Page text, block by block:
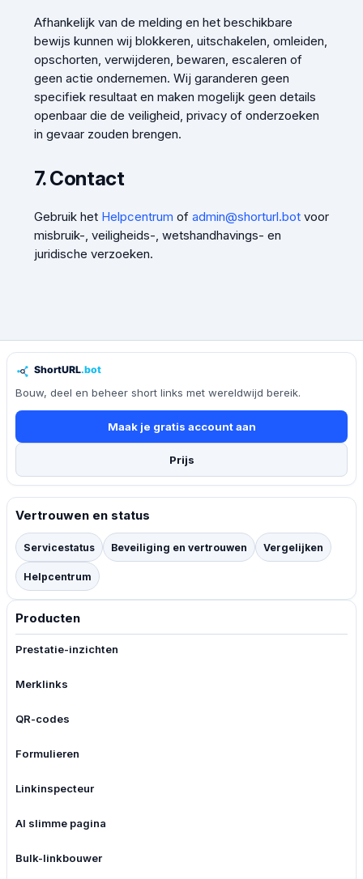
Afhankelijk van de melding en het beschikbare
bewijs kunnen wij blokkeren, uitschakelen, omleiden,
opschorten, verwijderen, bewaren, escaleren of
geen actie ondernemen. Wij garanderen geen
specifiek resultaat en maken mogelijk geen details
openbaar die de veiligheid, privacy of onderzoeken
in gevaar zouden brengen.
7. Contact
Gebruik het Helpcentrum of admin@shorturl.botvoor
misbruik-, veiligheids-, wetshandhavings- en
juridische verzoeken.
Bouw, deel en beheer short links met wereldwijd bereik.
Maak je gratis account aan
Prijs
Vertrouwen en status
Servicestatus Beveiliging en vertrouwen Vergelijken
Helpcentrum
Producten
Prestatie-inzichten
Merklinks
QR-codes
Formulieren
Linkinspecteur
AI slimme pagina
Bulk-linkbouwer